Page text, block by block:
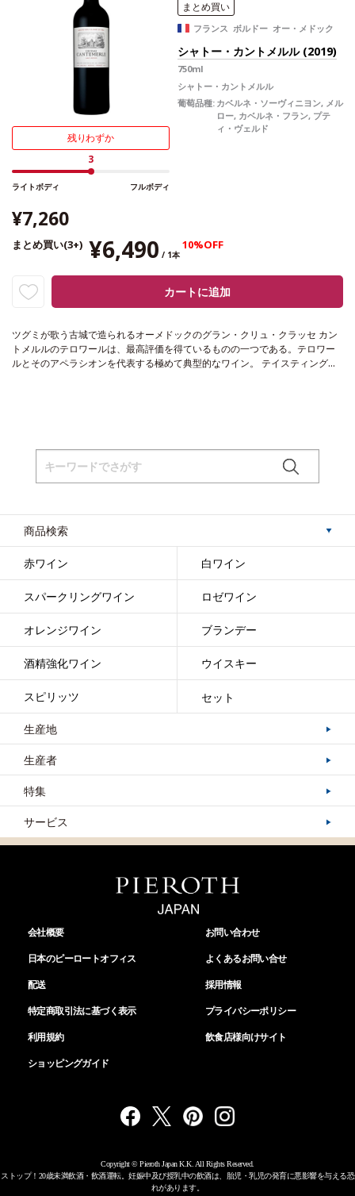
残りわずか
3
ライトボディ フルボディ
まとめ買い
フランス ボルドー オー・メドック
シャトー・カントメルル (2019)
750ml
シャトー・カントメルル
葡萄品種: カベルネ・ソーヴィニヨン, メル
ロー, カベルネ・フラン, プテ
ィ・ヴェルド
¥7,260
まとめ買い(3+) ¥6,490 / 1本
10%OFF
カートに追加
ツグミが歌う古城で造られるオーメドックのグラン・クリュ・クラッセ カン
トメルルのテロワールは、最高評価を得ているものの一つである。テロワー
ルとそのアペラシオンを代表する極めて典型的なワイン。 テイスティングノ
合う料理肉料理などと好相性葡萄品種68% カベルネ・ソーヴィニヨ
ン、23% メルロー、5% カベルネ・フラン、4% プティ・ヴェルド
商品検索
赤ワイン 白ワイン
スパークリングワイン ロゼワイン
オレンジワイン ブランデー
酒精強化ワイン ウイスキー
スピリッツ セット
生産地
生産者
特集
サービス
会社概要
日本のピーロートオフィス
配送
特定商取引法に基づく表示
利用規約
ショッピングガイド
お問い合わせ
よくあるお問い合せ
採用情報
プライバシーポリシー
飲食店様向けサイト
Copyright © Pieroth Japan K.K. All Rights Reserved.
ストップ！20歳未満飲酒・飲酒運転。妊娠中及び授乳中の飲酒は、胎児・乳児の発育に悪影響を与える恐
れがあります。